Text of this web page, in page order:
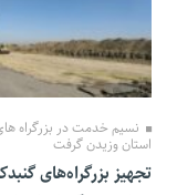
22 آبان 1399
نسیم خدمت در بزرگراه
استان وزیدن گرفت
تجهیز بزرگراه‌های